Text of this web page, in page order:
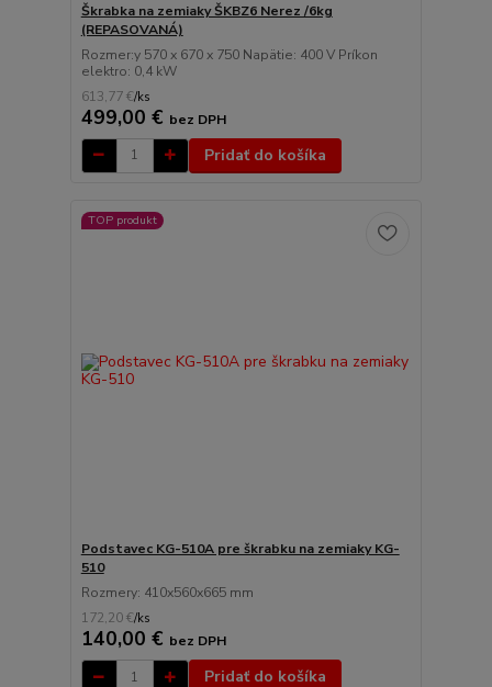
Škrabka na zemiaky ŠKBZ6 Nerez /6kg
(REPASOVANÁ)
Rozmer:y 570 x 670 x 750 Napätie: 400 V Príkon
elektro: 0,4 kW
613,77 €/ks
499,00 € bez DPH
Pridať do košíka
TOP produkt
Podstavec KG-510A pre škrabku na zemiaky KG-
510
Rozmery: 410x560x665 mm
172,20 €/ks
140,00 € bez DPH
Pridať do košíka